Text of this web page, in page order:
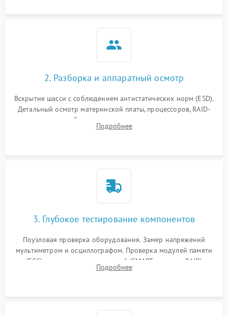
2. Разборка и аппаратный осмотр
Вскрытие шасси с соблюдением антистатических норм (ESD).
Детальный осмотр материнской платы, процессоров, RAID-
контроллеров и блоков питания на наличие термических
повреждений, прогаров или окислений.
Подробнее
3. Глубокое тестирование компонентов
Поузловая проверка оборудования. Замер напряжений
мультиметром и осциллографом. Проверка модулей памяти
(ECC) и состояния накопителей (SMART, массивы RAID)
специализированными диагностическими утилитами.
Подробнее